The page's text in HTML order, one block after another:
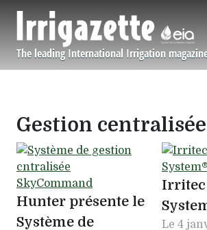
The leading International Irrigation
Navigation principale
Gestion centralisée
Hunter présente le
Système de
Irritec
Le 4